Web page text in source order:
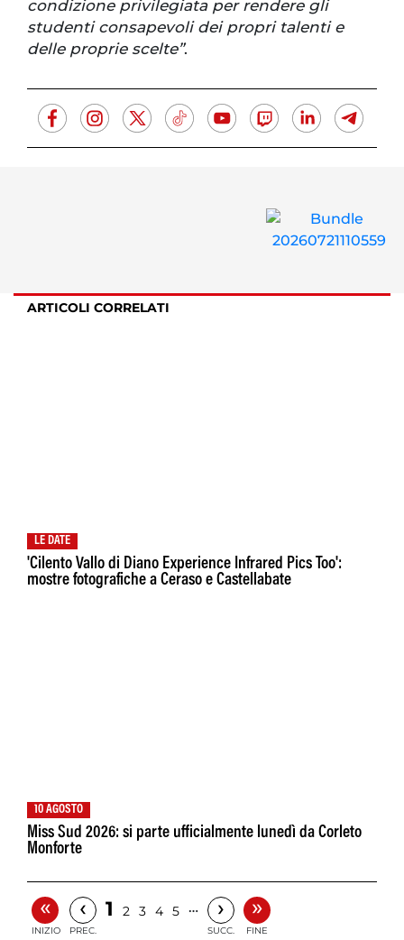
condizione privilegiata per rendere gli
studenti consapevoli dei propri talenti e
delle proprie scelte”.
ARTICOLI CORRELATI
LE DATE
'Cilento Vallo di Diano Experience Infrared Pics Too':
mostre fotografiche a Ceraso e Castellabate
10 AGOSTO
Miss Sud 2026: si parte ufficialmente lunedì da Corleto
Monforte
«
INIZIO
‹
PREC.
1 2 3 4 5 … ›
SUCC.
»
FINE